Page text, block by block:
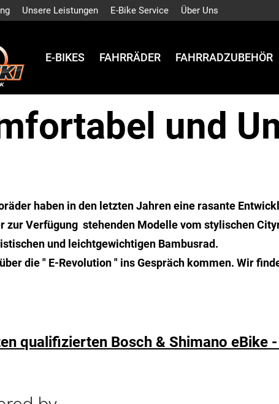
Unsere Leistungen E-Bike Service Über Uns
E-BIKES FAHRRÄDER FAHRRADZUBEHÖR
und
haben in den letzten Jahren eine rasante
zur Verfügung stehenden Modelle vom stylischen
und leichtgewichtigen Bambusrad.
die " E-Revolution " ins Gespräch kommen. Wir
qualifizierten Bosch & Shimano eBike